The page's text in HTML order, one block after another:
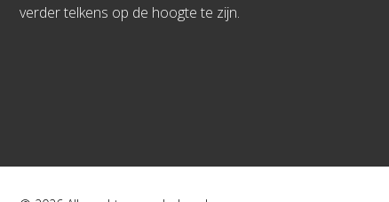
verder telkens op de hoogte te zijn.